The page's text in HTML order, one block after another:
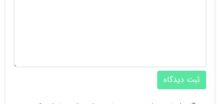
ثبت دیدگاه